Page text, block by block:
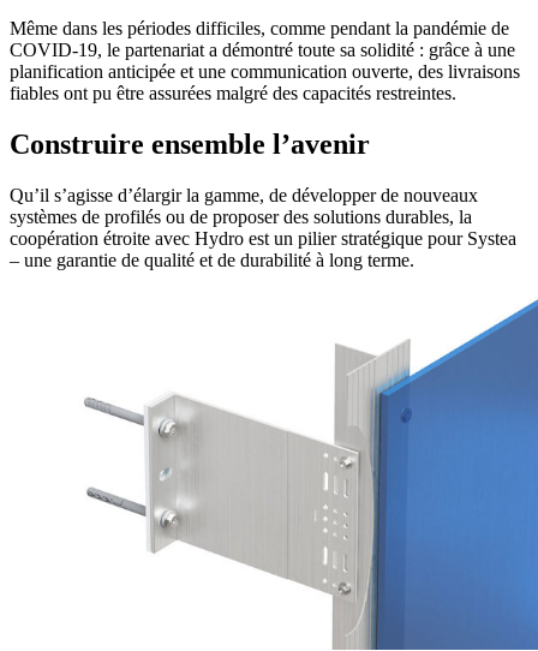
Même dans les périodes difficiles, comme pendant la pandémie de
COVID-19, le partenariat a démontré toute sa solidité : grâce à une
planification anticipée et une communication ouverte, des livraisons
fiables ont pu être assurées malgré des capacités restreintes.
Construire ensemble l’avenir
Qu’il s’agisse d’élargir la gamme, de développer de nouveaux
systèmes de profilés ou de proposer des solutions durables, la
coopération étroite avec Hydro est un pilier stratégique pour Systea
– une garantie de qualité et de durabilité à long terme.